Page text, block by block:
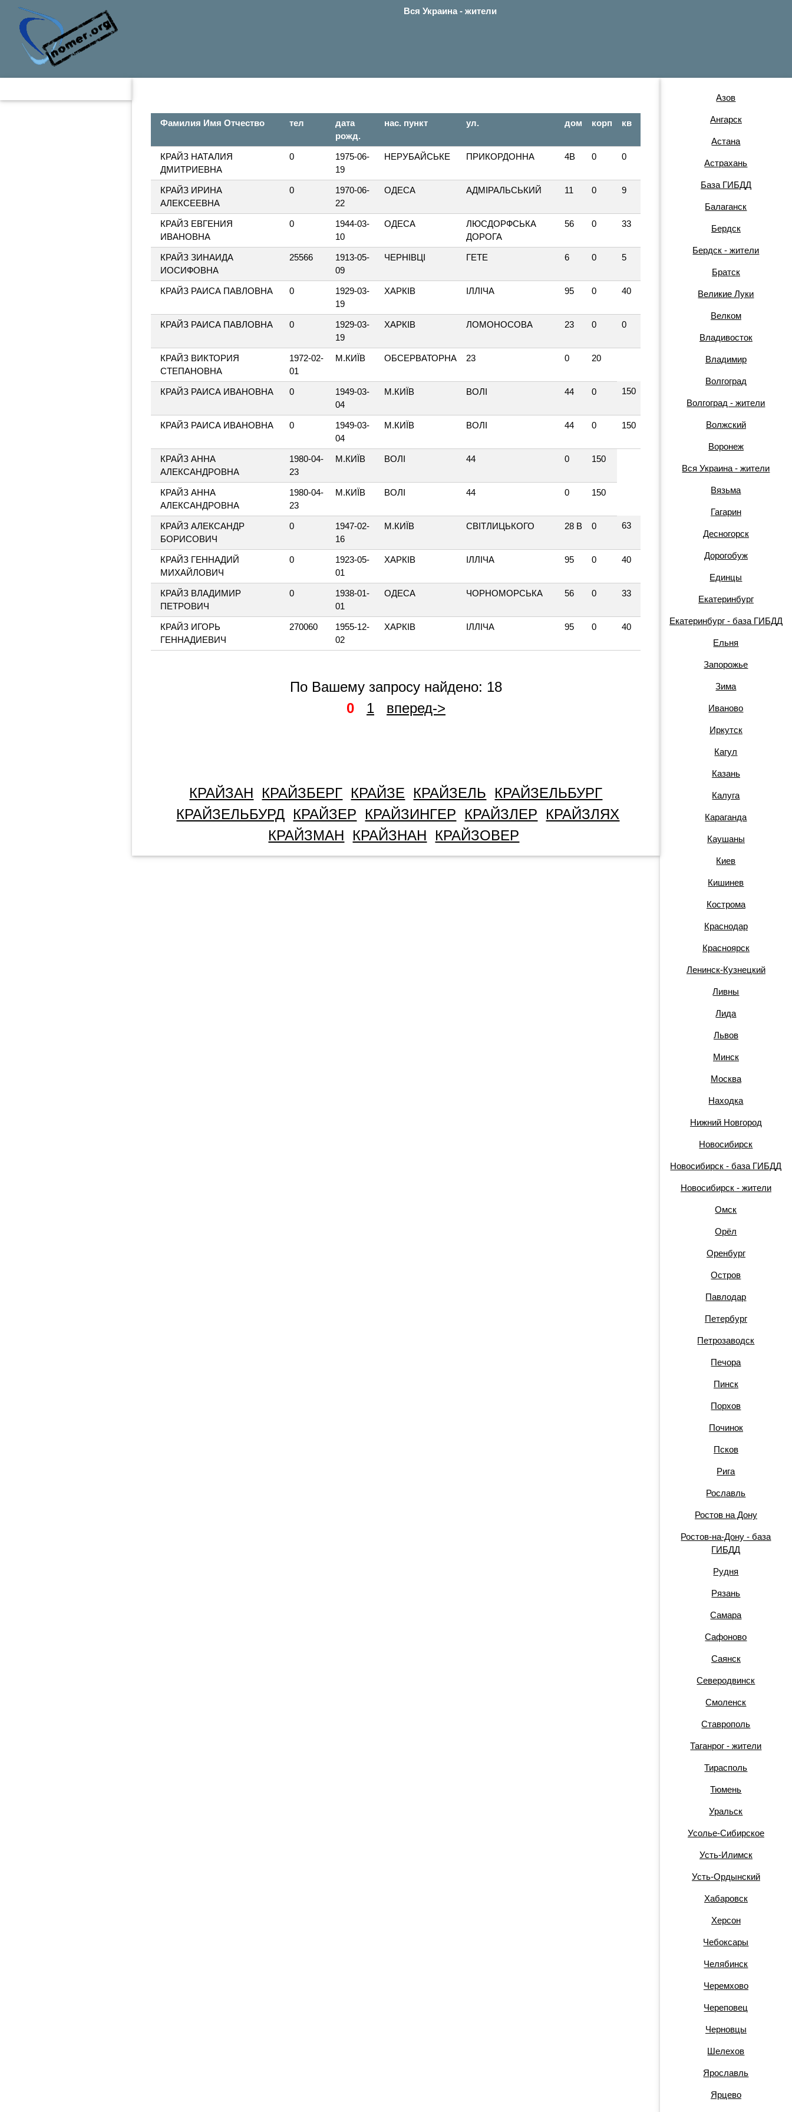
Вся Украина - жители
Фамилия Имя Отчество тел
дата
рожд.
нас. пункт ул. дом корп кв
КРАЙЗ НАТАЛИЯ
ДМИТРИЕВНА
0
1975-06-
19
НЕРУБАЙСЬКЕ ПРИКОРДОННА 4В 0 0
КРАЙЗ ИРИНА
АЛЕКСЕЕВНА
0
1970-06-
22
ОДЕСА АДМІРАЛЬСЬКИЙ 11 0 9
КРАЙЗ ЕВГЕНИЯ
ИВАНОВНА
0
1944-03-
10
ОДЕСА
ЛЮСДОРФСЬКА
ДОРОГА
56 0 33
КРАЙЗ ЗИНАИДА
ИОСИФОВНА
25566
1913-05-
09
ЧЕРНІВЦІ ГЕТЕ 6 0 5
КРАЙЗ РАИСА ПАВЛОВНА 0
1929-03-
19
ХАРКІВ ІЛЛІЧА 95 0 40
КРАЙЗ РАИСА ПАВЛОВНА 0
1929-03-
19
ХАРКІВ ЛОМОНОСОВА 23 0 0
КРАЙЗ ВИКТОРИЯ
СТЕПАНОВНА
1972-02-
01
М.КИЇВ ОБСЕРВАТОРНА 23 0 20
КРАЙЗ РАИСА ИВАНОВНА 0
1949-03-
04
М.КИЇВ ВОЛІ 44 0 150
КРАЙЗ РАИСА ИВАНОВНА 0
1949-03-
04
М.КИЇВ ВОЛІ 44 0 150
КРАЙЗ АННА
АЛЕКСАНДРОВНА
1980-04-
23
М.КИЇВ ВОЛІ 44 0 150
КРАЙЗ АННА
АЛЕКСАНДРОВНА
1980-04-
23
М.КИЇВ ВОЛІ 44 0 150
КРАЙЗ АЛЕКСАНДР
БОРИСОВИЧ
0
1947-02-
16
М.КИЇВ СВІТЛИЦЬКОГО 28 В 0 63
КРАЙЗ ГЕННАДИЙ
МИХАЙЛОВИЧ
0
1923-05-
01
ХАРКІВ ІЛЛІЧА 95 0 40
КРАЙЗ ВЛАДИМИР
ПЕТРОВИЧ
0
1938-01-
01
ОДЕСА ЧОРНОМОРСЬКА 56 0 33
КРАЙЗ ИГОРЬ
ГЕННАДИЕВИЧ
270060
1955-12-
02
ХАРКІВ ІЛЛІЧА 95 0 40
По Вашему запросу найдено: 18
0
1 вперед->
КРАЙЗАН КРАЙЗБЕРГ КРАЙЗЕ КРАЙЗЕЛЬ
КРАЙЗЕЛЬБУРГ
КРАЙЗЕЛЬБУРД КРАЙЗЕР КРАЙЗИНГЕР КРАЙЗЛЕР
КРАЙЗЛЯХ
КРАЙЗМАН
КРАЙЗНАН КРАЙЗОВЕР
Азов
Ангарск
Астана
Астрахань
База ГИБДД
Балаганск
Бердск
Бердск - жители
Братск
Великие Луки
Велком
Владивосток
Владимир
Волгоград
Волгоград - жители
Волжский
Воронеж
Вся Украина - жители
Вязьма
Гагарин
Десногорск
Дорогобуж
Единцы
Екатеринбург
Екатеринбург - база ГИБДД
Ельня
Запорожье
Зима
Иваново
Иркутск
Кагул
Казань
Калуга
Караганда
Каушаны
Киев
Кишинев
Кострома
Краснодар
Красноярск
Ленинск-Кузнецкий
Ливны
Лида
Львов
Минск
Москва
Находка
Нижний Новгород
Новосибирск
Новосибирск - база ГИБДД
Новосибирск - жители
Омск
Орёл
Оренбург
Остров
Павлодар
Петербург
Петрозаводск
Печора
Пинск
Порхов
Починок
Псков
Рига
Рославль
Ростов на Дону
Ростов-на-Дону - база
ГИБДД
Рудня
Рязань
Самара
Сафоново
Саянск
Северодвинск
Смоленск
Ставрополь
Таганрог - жители
Тирасполь
Тюмень
Уральск
Усолье-Сибирское
Усть-Илимск
Усть-Ордынский
Хабаровск
Херсон
Чебоксары
Челябинск
Черемхово
Череповец
Черновцы
Шелехов
Ярославль
Ярцево